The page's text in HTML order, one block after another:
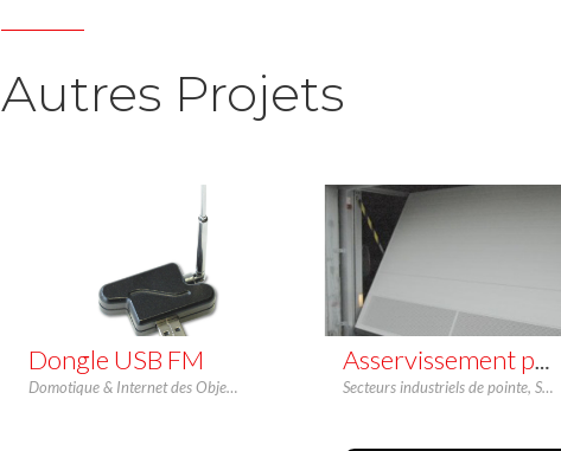
Autres Projets
Dongle USB FM
Domotique & Internet des Objets - IoT ,Mecanique,Software
Asservissement pour Portillon Automatique
Secteurs industriels de pointe,Software